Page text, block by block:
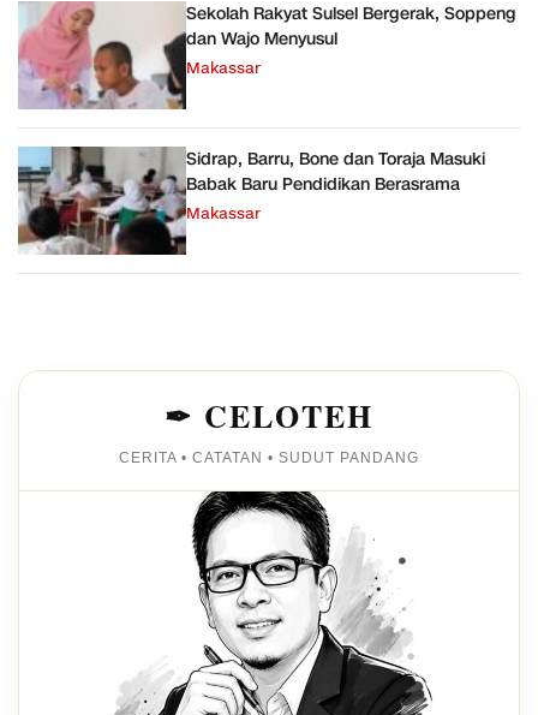
Sekolah Rakyat Sulsel Bergerak, Soppeng
dan Wajo Menyusul
Makassar
Sidrap, Barru, Bone dan Toraja Masuki
Babak Baru Pendidikan Berasrama
Makassar
✒ CELOTEH
CERITA • CATATAN • SUDUT PANDANG